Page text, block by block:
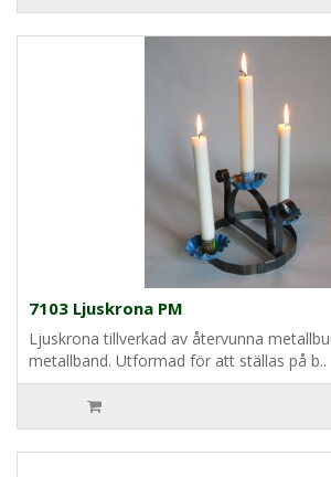
7103 Ljuskrona PM
Ljuskrona tillverkad av återvunna
metallband. Utformad för att ställas på b..